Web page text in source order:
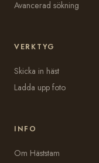
Avancerad sökning
VERKTYG
Skicka in häst
Ladda upp foto
INFO
Om Häststam